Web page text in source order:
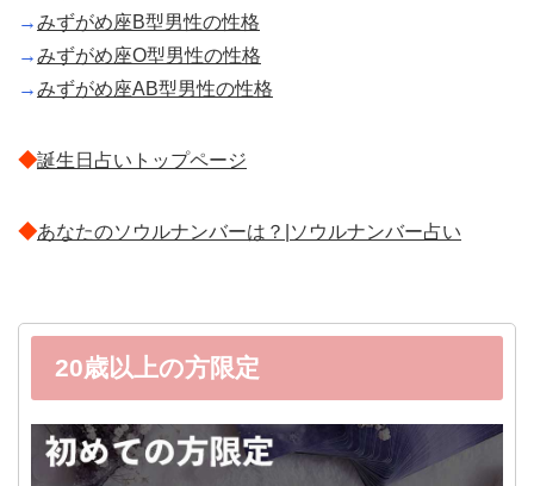
→みずがめ座B型男性の性格
→みずがめ座O型男性の性格
→みずがめ座AB型男性の性格
◆誕生日占いトップページ
◆あなたのソウルナンバーは？|ソウルナンバー占い
20歳以上の方限定